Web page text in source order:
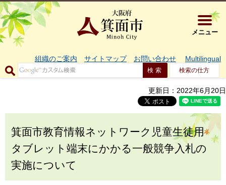
大阪府箕
メニュー
組織のご案内 サイトマップ お問い合わせ Multilingual
検索の仕方
更新日：2022年6月20日
箕面市教育情報ネットワーク児童生徒用
タブレット端末にかかる一般競争入札の
実施について